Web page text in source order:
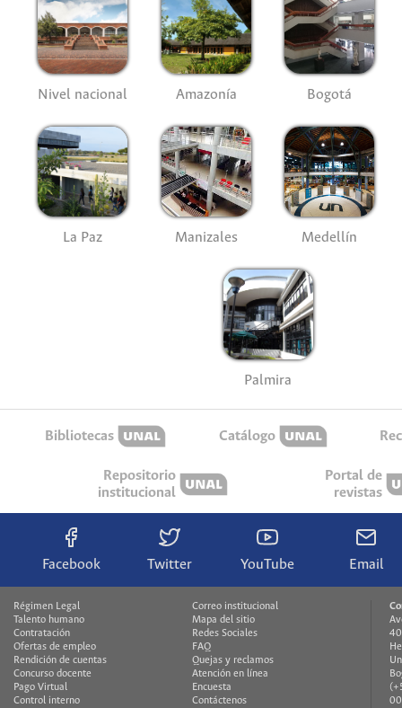
Nivel nacional Amazonía Bogotá
La Paz Manizales Medellín
Palmira
Bibliotecas Catálogo
Repositorio
institucional
Portal de
revistas
Facebook Twitter YouTube Email
Régimen Legal
Talento humano
Contratación
Ofertas de empleo
Rendición de cuentas
Concurso docente
Pago Virtual
Control interno
Correo institucional
Mapa del sitio
Redes Sociales
FAQ
Quejas y reclamos
Atención en línea
Encuesta
Contáctenos